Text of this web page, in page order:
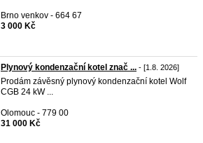
Brno venkov - 664 67
3 000 Kč
Plynový kondenzační kotel znač ... - [1.8. 2026]
Prodám závěsný plynový kondenzační kotel Wolf
CGB 24 kW ...
Olomouc - 779 00
31 000 Kč